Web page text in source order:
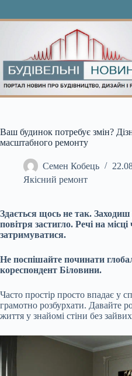
Ваш будинок потребує змін?
масштабного ремонту
Семен Кобець
Якісний ремонт
Здається щось не так. Заходиш
повітря застигло. Речі на
затримуватися.
Не поспішайте починати
кореспондент Біловини.
Часто простір просто впадає у
грамотно розбурхати. Давайте
життя у знайомі стіни без